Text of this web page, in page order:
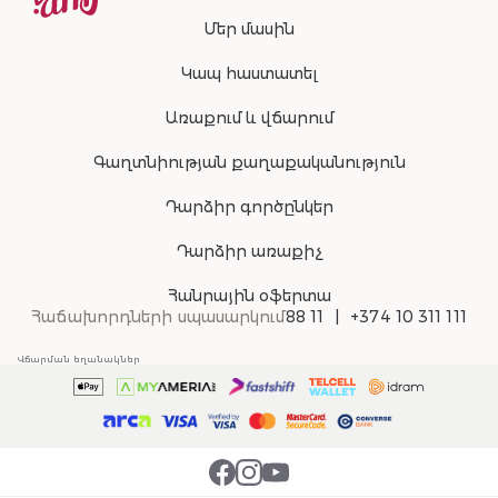
Մեր մասին
Կապ հաստատել
Առաքում և վճարում
Գաղտնիության քաղաքականություն
Դարձիր գործընկեր
Դարձիր առաքիչ
Հանրային օֆերտա
Հաճախորդների սպասարկում88 11 +374 10 311 111
Վճարման եղանակներ